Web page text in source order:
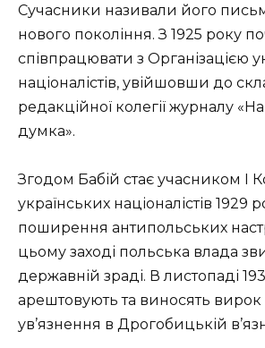
Сучасники називали його
нового покоління. З 1925 року
співпрацювати з Організацією
націоналістів, увійшовши до
редакційної колегії журналу
думка».
Згодом Бабій стає учасником І
українських націоналістів 1929
поширення антипольських
цьому заході польська влада
державній зраді. В листопаді
арештовують та виносять вирок
ув’язнення в Дрогобицькій